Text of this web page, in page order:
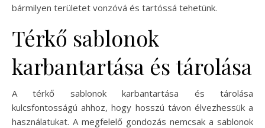
bármilyen területet vonzóvá és tartóssá tehetünk.
Térkő sablonok
karbantartása és tárolása
A térkő sablonok karbantartása és tárolása
kulcsfontosságú ahhoz, hogy hosszú távon élvezhessük a
használatukat. A megfelelő gondozás nemcsak a sablonok